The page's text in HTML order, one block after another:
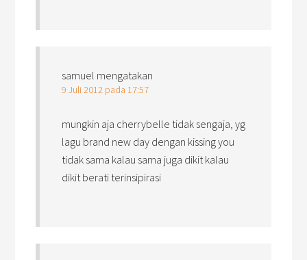
samuel mengatakan
9 Juli 2012 pada 17:57
mungkin aja cherrybelle tidak sengaja, yg
lagu brand new day dengan kissing you
tidak sama kalau sama juga dikit kalau
dikit berati terinsipirasi